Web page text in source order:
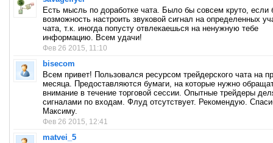
Есть мысль по доработке чата. Было бы совсем круто, если
возможность настроить звуковой сигнал на определенных
чата, т.к. иногда попусту отвлекаешься на ненужную тебе
информацию. Всем удачи!
Фев 26 2015, 11:10
bisecom
Всем привет! Пользовался ресурсом трейдерского чата на
месяца. Предоставляются бумаги, на которые нужно
внимание в течение торговой сессии. Опытные трейдеры
сигналами по входам. Флуд отсутствует. Рекомендую.
Максиму.
Фев 26 2015, 12:41
matvei_5